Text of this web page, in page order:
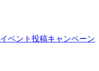
イベント投稿キャンペーン